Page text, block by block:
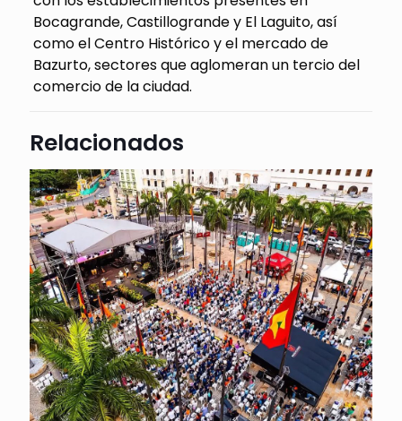
Bocagrande, Castillogrande y El Laguito, así
como el Centro Histórico y el mercado de
Bazurto, sectores que aglomeran un tercio del
comercio de la ciudad.
Relacionados